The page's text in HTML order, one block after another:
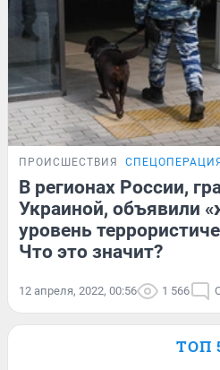
ПРОИСШЕСТВИЯ
В регионах России,
Украиной, объявили
уровень
Что это значит?
12 апреля, 2022, 00:56 1 566
ТОП